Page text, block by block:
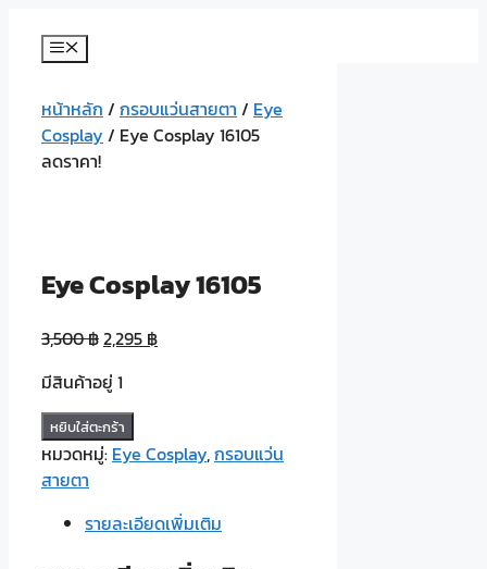
Menu
หน้าหลัก / กรอบแว่นสายตา / Eye
Cosplay / Eye Cosplay 16105
ลดราคา!
Eye Cosplay 16105
3,500฿2,295 ฿
มีสินค้าอยู่ 1
จำนวน
Eye
Cosplay
หยิบใส่ตะกร้า
หมวดหมู่: Eye Cosplay,กรอบแว่น
สายตา
รายละเอียดเพิ่มเติม